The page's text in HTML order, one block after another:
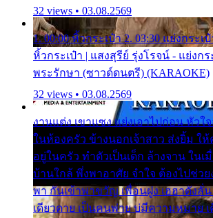
32 views • 03.08.2569
1. 00:00 หิ้วกระเป๋า 2. 03:30 แย่งกระเป๋
หิ้วกระเป๋า | แสงสุรีย์ รุ่งโรจน์ - แย่งก
พระรักษา (ซาวด์ดนตรี) (KARAOKE)
32 views • 03.08.2569
งานแต่ง เขาแซง แย่งเอาไปก่อน หัว
ในห้องครัว ข้างนอกเจ้าสาว ส่งยิ้ม ให้
อยู่ในครัว ทำตัวเป็นเด็ก ล้างจาน ในเ
บ้านใกล้ พึ่งพาอาศัย จำใจ ต้องไปช่วย
พา กันเข้าพาขวัญ เพื่อนฝูง เฮฮาดังลั่น
เดียวดาย เป็นคนพ่าย บ่มีความหมาย เ